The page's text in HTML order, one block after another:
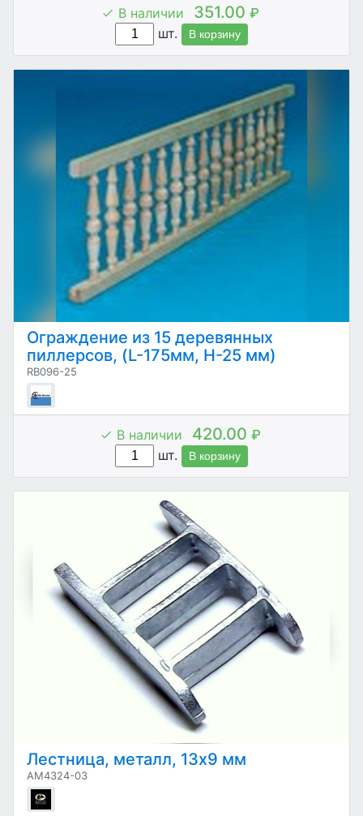
В наличии 351.00 ₽
шт.
В корзину
Ограждение из 15 деревянных
пиллерсов, (L-175мм, Н-25 мм)
RB096-25
В наличии 420.00 ₽
шт.
В корзину
Лестница, металл, 13х9 мм
AM4324-03